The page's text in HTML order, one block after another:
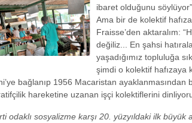
ibaret olduğunu
Ama bir de kolektif
Fraisse’den aktaralım:
değiliz... En şahsi
yaşadığımız topluluğa
şimdi o kolektif hafızaya
bağlanıp 1956 Macaristan ayaklanmasından
hareketine uzanan işçi kolektiflerini
odaklı sosyalizme karşı 20. yüzyıldaki ilk büyük